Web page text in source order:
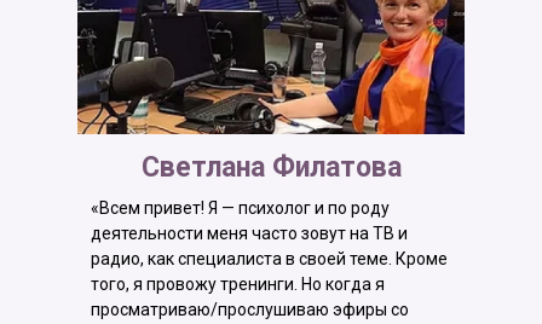
«Всем привет! Я — психолог и по роду
деятельности меня часто зовут на ТВ и
радио, как специалиста в своей теме. Кроме
того, я провожу тренинги. Но когда я
просматриваю/прослушиваю эфиры со
Светлана Филатова